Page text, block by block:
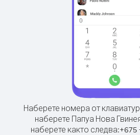
Наберете номера от
наберете Папуа Нова
наберете както следва:+675